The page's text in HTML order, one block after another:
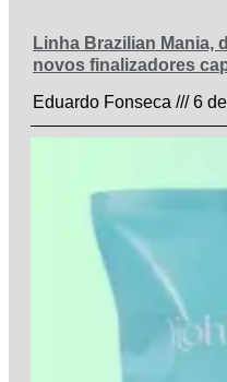
Linha Brazilian Mania,
novos finalizadores
Eduardo Fonseca
6 de